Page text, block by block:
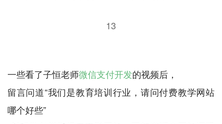
13
一些看了子恒老师微信支付开发的视频后，
留言问道“我们是教育培训行业，请问付费教学网站
哪个好些”